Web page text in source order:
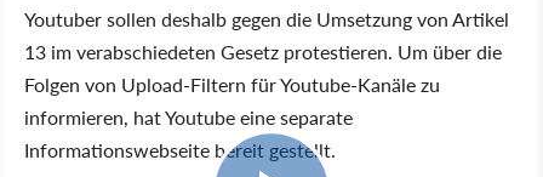
Youtuber sollen deshalb gegen die Umsetzung von Artikel
13 im verabschiedeten Gesetz protestieren. Um über die
Folgen von Upload-Filtern für Youtube-Kanäle zu
informieren, hat Youtube eine separate
Informationswebseite bereit gestellt.